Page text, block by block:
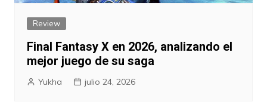
Review
Final Fantasy X en 2026, analizando el
mejor juego de su saga
Yukha julio 24, 2026